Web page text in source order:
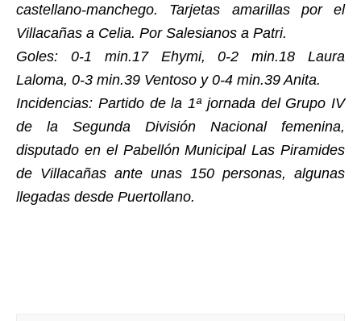
castellano-manchego. Tarjetas amarillas por el
Villacañas a Celia. Por Salesianos a Patri.
Goles: 0-1 min.17 Ehymi, 0-2 min.18 Laura
Laloma, 0-3 min.39 Ventoso y 0-4 min.39 Anita.
Incidencias: Partido de la 1ª jornada del Grupo IV
de la Segunda División Nacional femenina,
disputado en el Pabellón Municipal Las Piramides
de Villacañas ante unas 150 personas, algunas
llegadas desde Puertollano.